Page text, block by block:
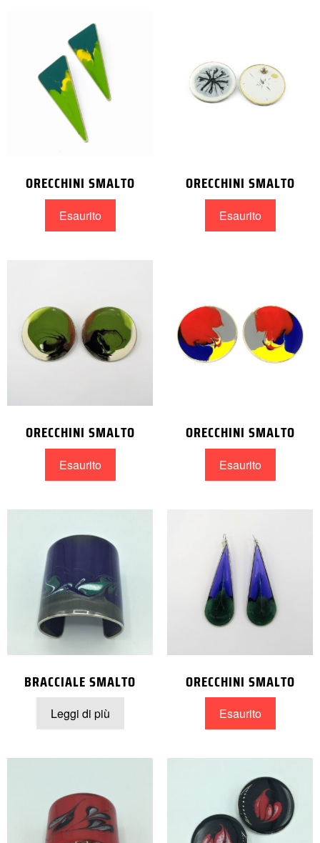
ORECCHINI SMALTO
Esaurito
ORECCHINI SMALTO
Esaurito
ORECCHINI SMALTO
Esaurito
ORECCHINI SMALTO
Esaurito
BRACCIALE SMALTO
Leggi di più
ORECCHINI SMALTO
Esaurito